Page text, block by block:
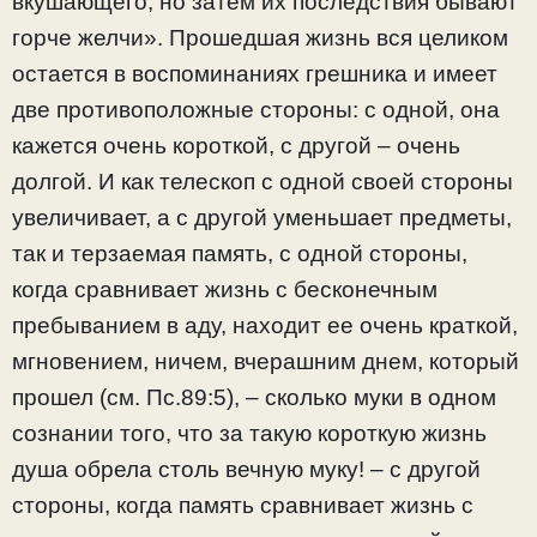
горче желчи». Прошедшая жизнь вся целиком
остается в воспоминаниях грешника и имеет
две противоположные стороны: с одной, она
кажется очень короткой, с другой – очень
долгой. И как телескоп с одной своей стороны
увеличивает, а с другой уменьшает предметы,
так и терзаемая память, с одной стороны,
когда сравнивает жизнь с бесконечным
пребыванием в аду, находит ее очень краткой,
мгновением, ничем, вчерашним днем, который
прошел (см. Пс.89:5), – сколько муки в одном
сознании того, что за такую короткую жизнь
душа обрела столь вечную муку! – с другой
стороны, когда память сравнивает жизнь с